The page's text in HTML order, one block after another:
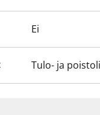
Ei
Tulo- ja